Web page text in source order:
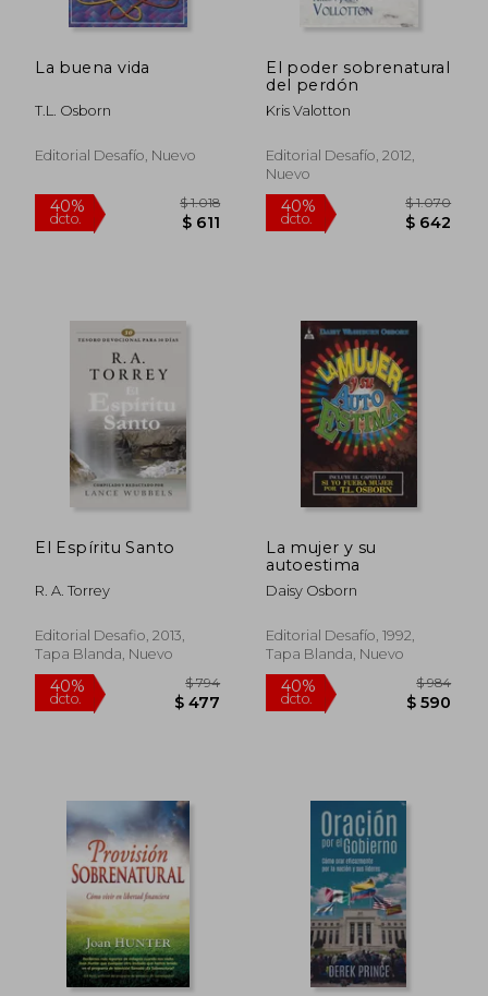
La buena vida
T.L. Osborn
Editorial Desafío, Nuevo
40%
dcto.
El poder sobrenatural
del perdón
Kris Valotton
Editorial Desafío, 2012,
Nuevo
40%
dcto.
El Espíritu Santo
R. A. Torrey
Editorial Desafio, 2013,
Tapa Blanda, Nuevo
La mujer y su
autoestima
Daisy Osborn
Editorial Desafío, 1992,
Tapa Blanda, Nuevo